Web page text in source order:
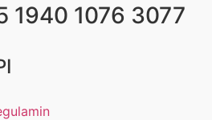
1940 1076 3077